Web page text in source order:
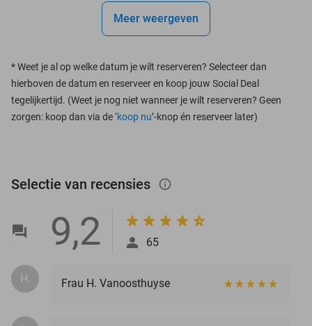
Meer weergeven
*Weet je al op welke datum je wilt reserveren? Selecteer dan
hierboven de datum en reserveer en koop jouw Social Deal
tegelijkertijd. (Weet je nog niet wanneer je wilt reserveren? Geen
zorgen: koop dan via de ‘koop nu’-knop én reserveer later)
Selectie van recensies info_outlined
9,2 65
H. Frau H. Vanoosthuyse